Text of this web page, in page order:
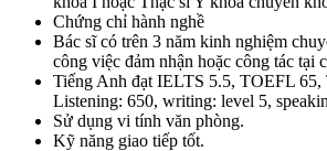
Chứng chỉ hành nghề
Bác sĩ có trên 3 năm kinh nghiệm
công việc đảm nhận hoặc công tác tại
Tiếng Anh đạt IELTS 5.5, TOEFL
Listening: 650, writing: level 5,
Sử dụng vi tính văn phòng.
Kỹ năng giao tiếp tốt.